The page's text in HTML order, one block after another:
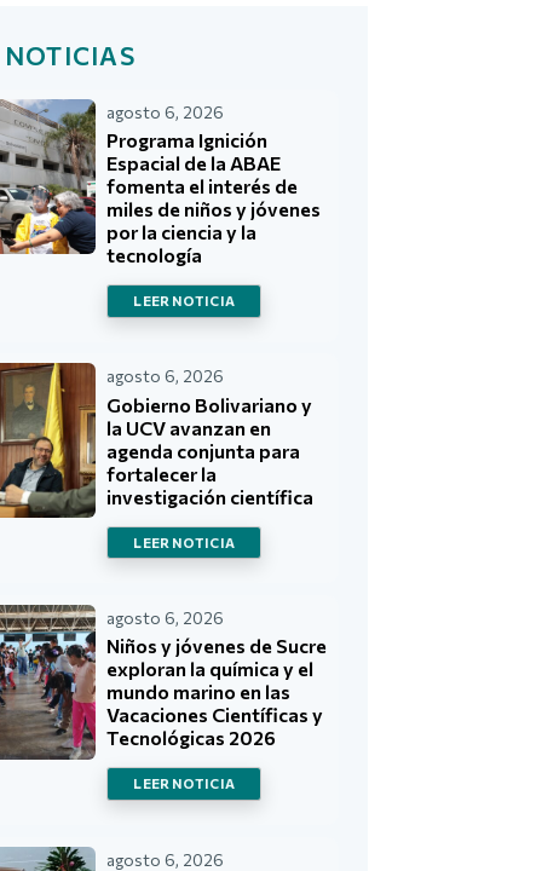
agosto 6, 2026
Programa Ignición
Espacial de la ABAE
fomenta el interés de
miles de niños y jóvenes
por la ciencia y la
tecnología
LEER NOTICIA
agosto 6, 2026
Gobierno Bolivariano y
la UCV avanzan en
agenda conjunta para
fortalecer la
investigación científica
LEER NOTICIA
agosto 6, 2026
Niños y jóvenes de Sucre
exploran la química y el
mundo marino en las
Vacaciones Científicas y
Tecnológicas 2026
LEER NOTICIA
agosto 6, 2026